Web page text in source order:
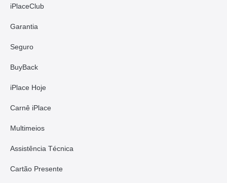
iPlaceClub
Garantia
Seguro
BuyBack
iPlace Hoje
Carnê iPlace
Multimeios
Assistência Técnica
Cartão Presente